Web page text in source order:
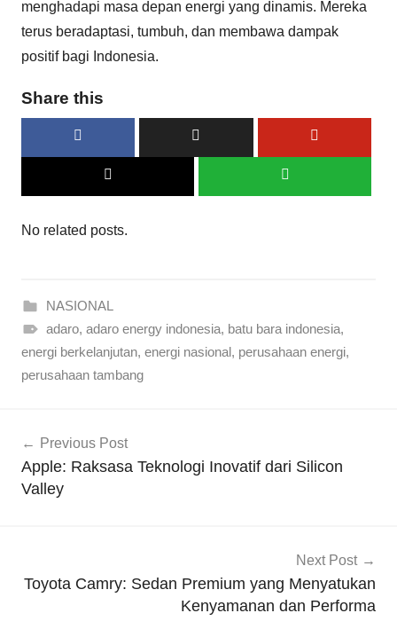
menghadapi masa depan energi yang dinamis. Mereka
terus beradaptasi, tumbuh, dan membawa dampak
positif bagi Indonesia.
Share this
No related posts.
NASIONAL
adaro, adaro energy indonesia, batu bara indonesia,
energi berkelanjutan, energi nasional, perusahaan energi,
perusahaan tambang
pos
Previous Post
Apple: Raksasa Teknologi Inovatif dari Silicon
Valley
Next Post
Toyota Camry: Sedan Premium yang Menyatukan
Kenyamanan dan Performa